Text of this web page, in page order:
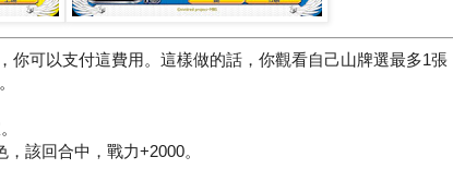
你可以支付這費用。這樣做的話，你觀看自己山牌選最多1張
該回合中，戰力+2000。